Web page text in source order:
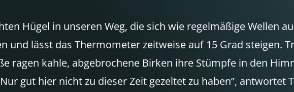
Hügel in unseren Weg, die sich wie regelmäßige Wellen
und lässt das Thermometer zeitweise auf 15 Grad steigen.
ragen kahle, abgebrochene Birken ihre Stümpfe in den
gut hier nicht zu dieser Zeit gezeltet zu haben”,